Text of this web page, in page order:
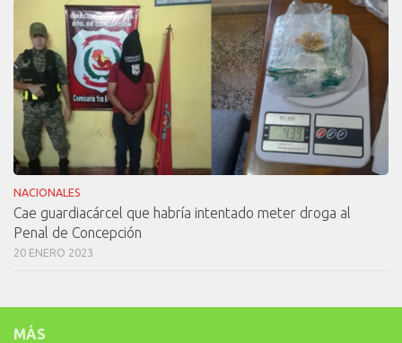
NACIONALES
Cae guardiacárcel que habría intentado meter droga al
Penal de Concepción
20 ENERO 2023
MÁS